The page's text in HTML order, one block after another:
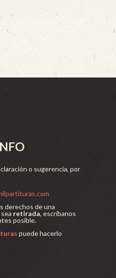
o sugerencia, por
derechos de una
retirada, escríbanos
posible.
puede hacerlo